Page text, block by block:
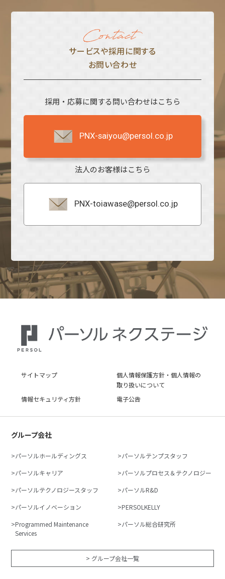
サービスや採⽤に関する
お問い合わせ
採用・応募に関する問い合わせはこちら
PNX-saiyou@persol.co.jp
法人のお客様はこちら
PNX-toiawase@persol.co.jp
サイトマップ
個人情報保護方針・個人情報の
取り扱いについて
情報セキュリティ方針
電子公告
グループ会社
パーソルホールディングス
パーソルテンプスタッフ
パーソルキャリア
パーソルプロセス＆テクノロジー
パーソルテクノロジースタッフ
パーソルR&D
パーソルイノベーション
PERSOLKELLY
Programmed Maintenance
Services
パーソル総合研究所
> グループ会社一覧